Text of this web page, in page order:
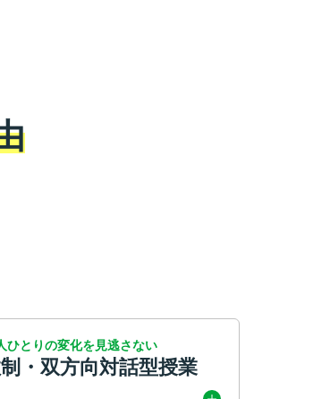
ひとりの変化を見逃さない
・双方向対話型授業